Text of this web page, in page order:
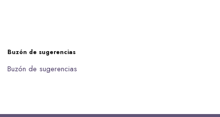
Buzón de sugerencias
Buzón de sugerencias